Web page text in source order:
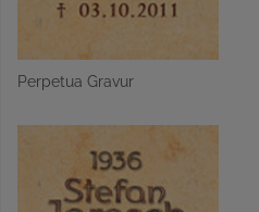
Perpetua Gravur